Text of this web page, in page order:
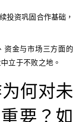
资巩固合作基础，
资金与市场三方面的
立于不败之地。
何对未
要？如